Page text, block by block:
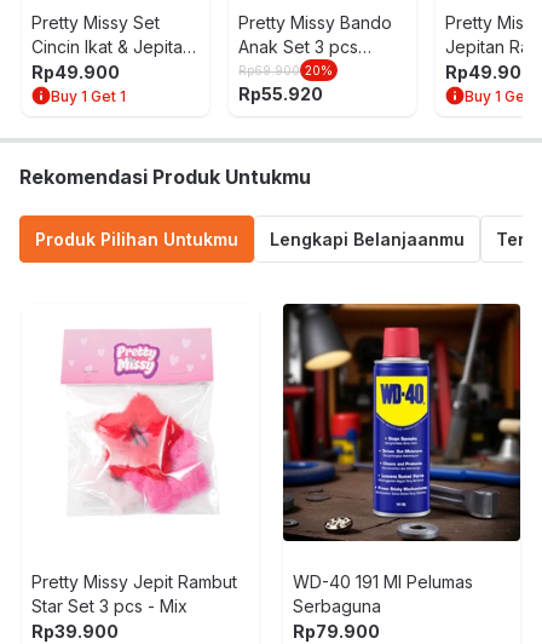
Pretty Missy Set
Cincin Ikat & Jepitan
Rambut Anak Shell
Box Seashell - Mix
Rp49.900
Buy 1 Get 1
Pretty Missy Bando
Anak Set 3 pcs
Random
Rp69.900 20%
Rp55.920
Pretty
Jepitan
Jewel Box
Pink
Rp49.900
Buy 1 Get 1
Rekomendasi Produk Untukmu
Produk Pilihan Untukmu Lengkapi Belanjaanmu
Pretty Missy Jepit Rambut
Star Set 3 pcs - Mix
Rp39.900
WD-40 191 Ml Pelumas
Serbaguna
Rp79.900